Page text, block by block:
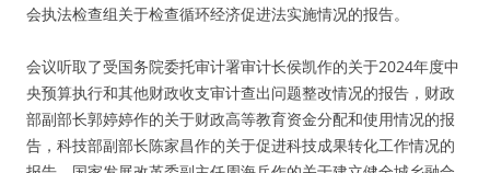
会执法检查组关于检查循环经济促进法实施情况的报告。
会议听取了受国务院委托审计署审计长侯凯作的关于2024年度中
央预算执行和其他财政收支审计查出问题整改情况的报告，财政
部副部长郭婷婷作的关于财政高等教育资金分配和使用情况的报
告，科技部副部长陈家昌作的关于促进科技成果转化工作情况的